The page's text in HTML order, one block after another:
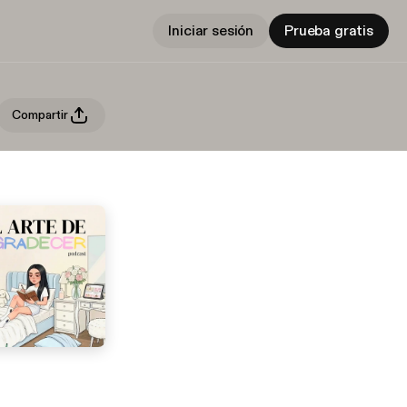
Iniciar sesión Prueba gratis
Compartir